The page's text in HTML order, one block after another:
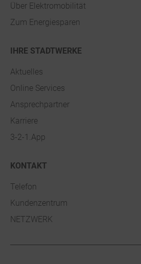
Über Elektromobilität
Zum Energiesparen
IHRE STADTWERKE
Aktuelles
Online Services
Ansprechpartner
Karriere
3-2-1.App
KONTAKT
Telefon
Kundenzentrum
NETZWERK